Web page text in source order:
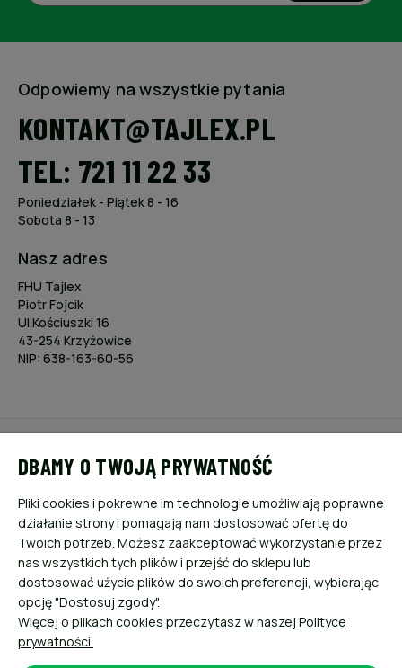
Odpowiemy na wszystkie pytania
KONTAKT@TAJLEX.PL
TEL: 721 11 22 33
Poniedziałek - Piątek 8 - 16
Sobota 8 - 13
Nasz adres
FHU Tajlex
Piotr Fojcik
Ul.Kościuszki 16
43-254 Krzyżowice
NIP: 638-163-60-56
PŁATNOŚCI I DOSTAWA
INFORMACJE
O NAS
DBAMY O TWOJĄ PRYWATNOŚĆ
Pliki cookies i pokrewne im technologie umożliwiają poprawne
działanie strony i pomagają nam dostosować ofertę do
Twoich potrzeb. Możesz zaakceptować wykorzystanie przez
nas wszystkich tych plików i przejść do sklepu lub
dostosować użycie plików do swoich preferencji, wybierając
opcję "Dostosuj zgody".
Więcej o plikach cookies przeczytasz w naszej Polityce
prywatności.